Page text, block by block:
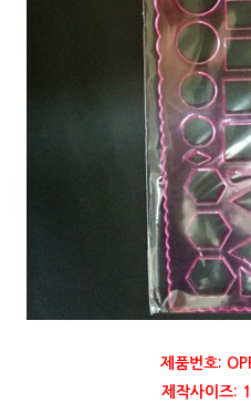
제품번호:
제작사이즈: